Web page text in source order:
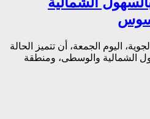
سوس
اليوم الجمعة، أن تتميز الحالة
الشمالية والوسطى، ومنطقة